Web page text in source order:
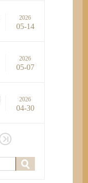
2026
05-14
2026
05-07
2026
04-30